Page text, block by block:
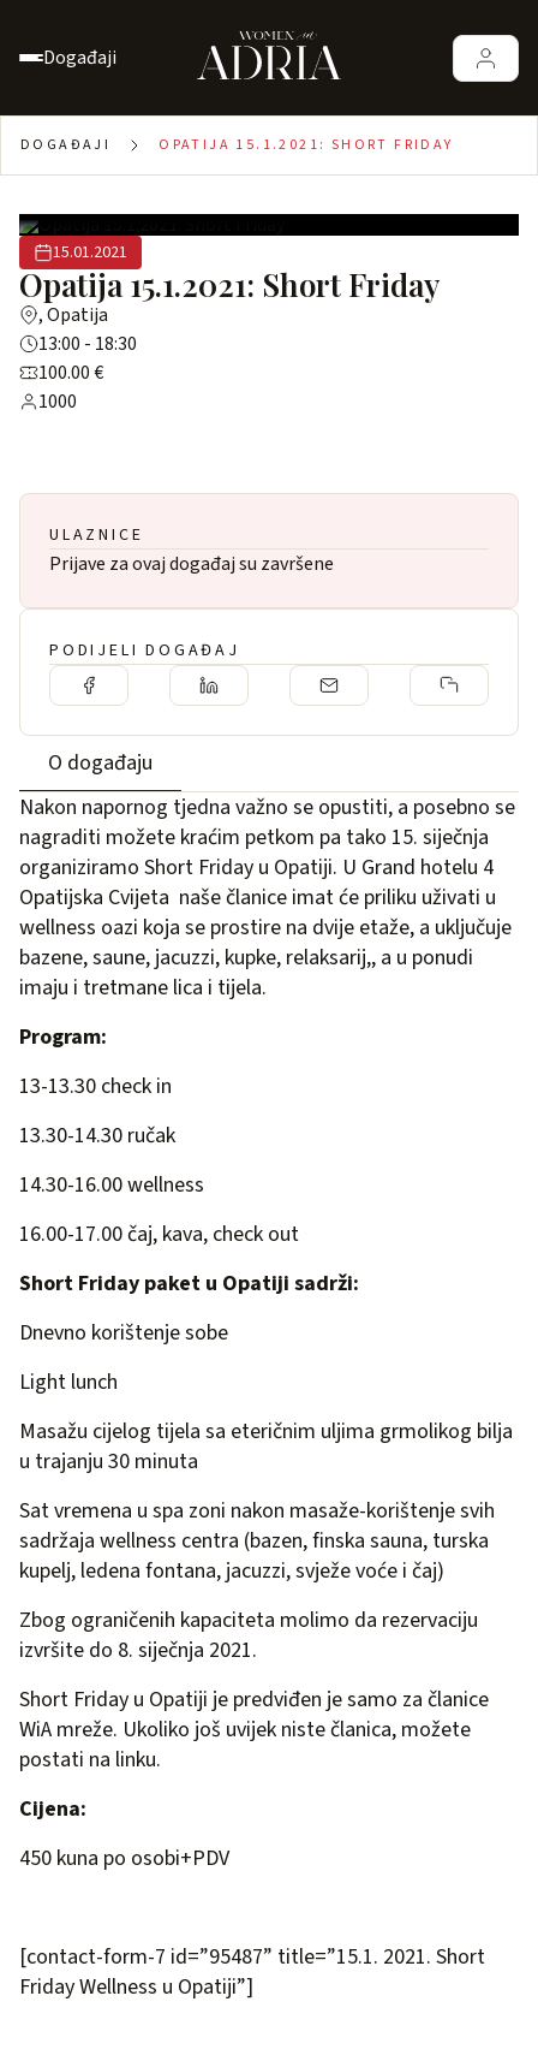
Događaji
DOGAĐAJI OPATIJA 15.1.2021: SHORT FRIDAY
15.01.2021
Opatija 15.1.2021: Short Friday
, Opatija
13:00 - 18:30
100.00 €
1000
ULAZNICE
Prijave za ovaj događaj su završene
PODIJELI DOGAĐAJ
O događaju
Nakon napornog tjedna važno se opustiti, a posebno se
nagraditi možete kraćim petkom pa tako 15. siječnja
organiziramo Short Friday u Opatiji. U Grand hotelu 4
Opatijska Cvijeta naše članice imat će priliku uživati u
wellness oazi koja se prostire na dvije etaže, a uključuje
bazene, saune, jacuzzi, kupke, relaksarij,, a u ponudi
imaju i tretmane lica i tijela.
Program:
13-13.30 check in
13.30-14.30 ručak
14.30-16.00 wellness
16.00-17.00 čaj, kava, check out
Short Friday paket u Opatiji sadrži:
Dnevno korištenje sobe
Light lunch
Masažu cijelog tijela sa eteričnim uljima grmolikog bilja
u trajanju 30 minuta
Sat vremena u spa zoni nakon masaže-korištenje svih
sadržaja wellness centra (bazen, finska sauna, turska
kupelj, ledena fontana, jacuzzi, svježe voće i čaj)
Zbog ograničenih kapaciteta molimo da rezervaciju
izvršite do 8. siječnja 2021.
Short Friday u Opatiji je predviđen je samo za članice
WiA mreže. Ukoliko još uvijek niste članica, možete
postati na linku.
Cijena:
450 kuna po osobi+PDV
[contact-form-7 id=”95487” title=”15.1. 2021. Short
Friday Wellness u Opatiji”]